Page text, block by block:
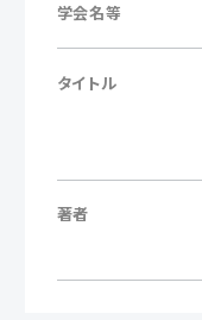
学会名等
タイトル
著者